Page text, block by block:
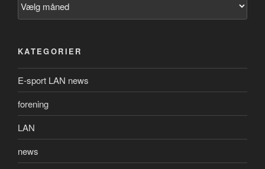
KATEGORIER
E-sport LAN news
forening
LAN
news